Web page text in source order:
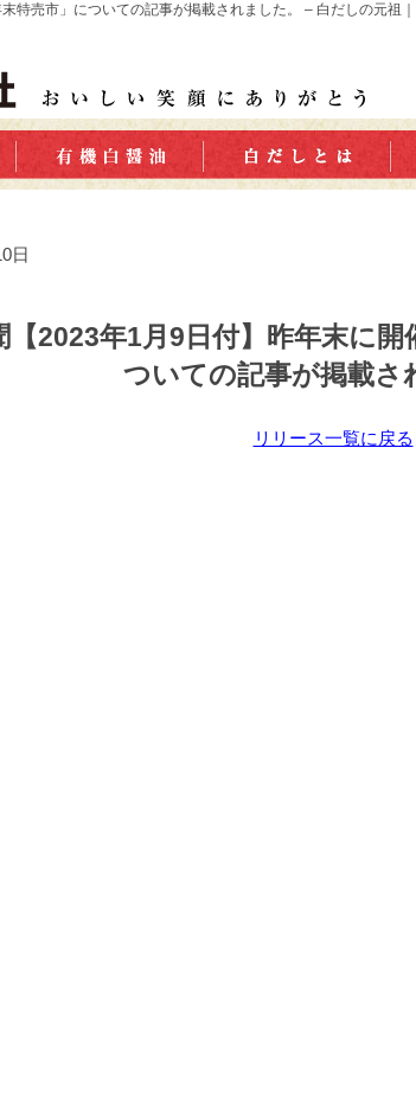
特売市」についての記事が掲載されました。 – 白だしの元祖
日
【2023年1月9日付】昨年末に
ついての記事が掲載さ
リリース一覧に戻る